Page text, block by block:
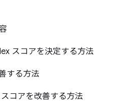
スコアを決定する方法
する方法
コアを改善する方法